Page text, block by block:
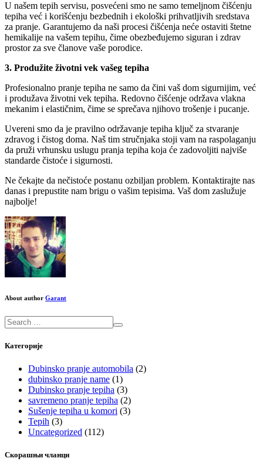
U našem tepih servisu, posvećeni smo ne samo temeljnom čišćenju
tepiha već i korišćenju bezbednih i ekološki prihvatljivih sredstava
za pranje. Garantujemo da naši procesi čišćenja neće ostaviti štetne
hemikalije na vašem tepihu, čime obezbeđujemo siguran i zdrav
prostor za sve članove vaše porodice.
3. Produžite životni vek vašeg tepiha
Profesionalno pranje tepiha ne samo da čini vaš dom sigurnijim, već
i produžava životni vek tepiha. Redovno čišćenje održava vlakna
mekanim i elastičnim, čime se sprečava njihovo trošenje i pucanje.
Uvereni smo da je pravilno održavanje tepiha ključ za stvaranje
zdravog i čistog doma. Naš tim stručnjaka stoji vam na raspolaganju
da pruži vrhunsku uslugu pranja tepiha koja će zadovoljiti najviše
standarde čistoće i sigurnosti.
Ne čekajte da nečistoće postanu ozbiljan problem. Kontaktirajte nas
danas i prepustite nam brigu o vašim tepisima. Vaš dom zaslužuje
najbolje!
About author Garant
Категорије
Dubinsko pranje automobila (2)
dubinsko pranje name (1)
Dubinsko pranje tepiha (3)
savremeno pranje tepiha (2)
Sušenje tepiha u komori (3)
Tepih (3)
Uncategorized (112)
Скорашњи чланци